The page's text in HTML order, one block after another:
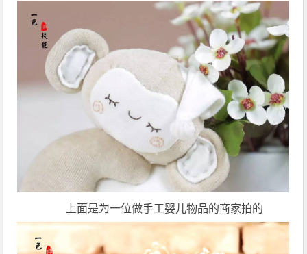
上面是为一位做手工婴儿物品的商家拍的